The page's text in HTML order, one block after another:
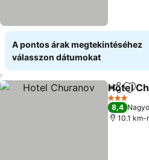
A pontos árak megtekintéséhez
válasszon dátumokat
Hotel
3 Kategória
8,4
10.1 km-